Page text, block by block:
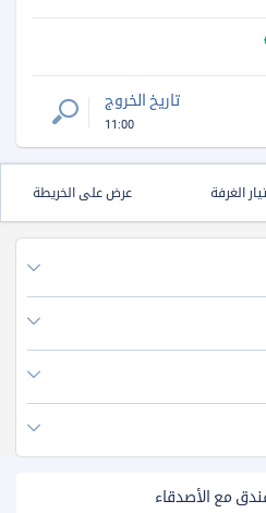
تاريخ الخروج
11:00
الغرفة عرض على الخريطة
مع الأصدقاء